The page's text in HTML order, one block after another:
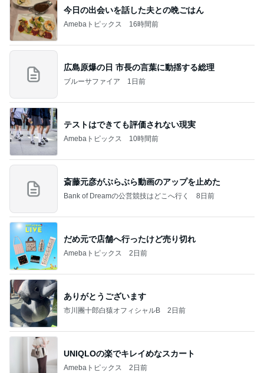
今日の出会いを話した夫との晩ごはん
Amebaトピックス 16時間前
広島原爆の日 市長の言葉に動揺する総理
ブルーサファイア 1日前
テストはできても評価されない現実
Amebaトピックス 10時間前
斎藤元彦がぶらぶら動画のアップを止めた
Bank of Dreamの公営競技はどこへ行く 8日前
だめ元で店舗へ行ったけど売り切れ
Amebaトピックス 2日前
ありがとうございます
市川團十郎白猿オフィシャルB 2日前
UNIQLOの楽でキレイめなスカート
Amebaトピックス 2日前